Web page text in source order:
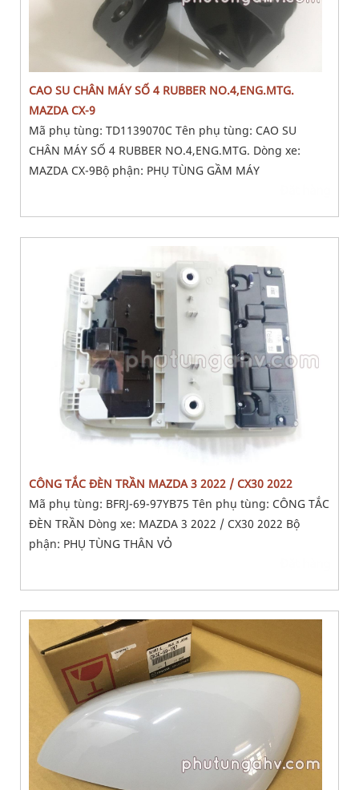
CAO SU CHÂN MÁY SỐ 4 RUBBER NO.4,ENG.MTG.
MAZDA CX-9
Mã phụ tùng: TD1139070C Tên phụ tùng: CAO SU
CHÂN MÁY SỐ 4 RUBBER NO.4,ENG.MTG. Dòng xe:
MAZDA CX-9Bộ phận: PHỤ TÙNG GẦM MÁY
CÔNG TẮC ĐÈN TRẦN MAZDA 3 2022 / CX30 2022
Mã phụ tùng: BFRJ-69-97YB75 Tên phụ tùng: CÔNG TẮC
ĐÈN TRẦN Dòng xe: MAZDA 3 2022 / CX30 2022 Bộ
phận: PHỤ TÙNG THÂN VỎ